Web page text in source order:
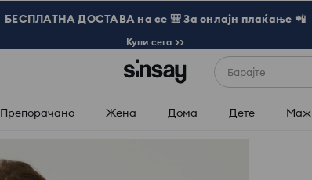
БЕСПЛАТНА ДОСТАВА на се 🎒 За онлајн плаќање 📲
Купи сега >>
Барајте
Препорачано Жена Дома Дете Маж